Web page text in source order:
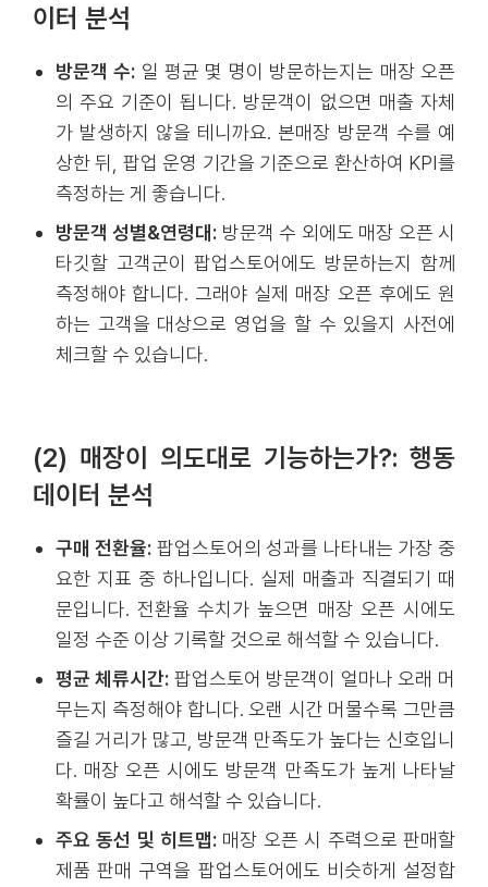
이터 분석
방문객 수: 일 평균 몇 명이 방문하는지는 매장 오픈
의 주요 기준이 됩니다. 방문객이 없으면 매출 자체
가 발생하지 않을 테니까요. 본매장 방문객 수를 예
상한 뒤, 팝업 운영 기간을 기준으로 환산하여 KPI를
측정하는 게 좋습니다.
방문객 성별&연령대: 방문객 수 외에도 매장 오픈 시
타깃할 고객군이 팝업스토어에도 방문하는지 함께
측정해야 합니다. 그래야 실제 매장 오픈 후에도 원
하는 고객을 대상으로 영업을 할 수 있을지 사전에
체크할 수 있습니다.
(2) 매장이 의도대로 기능하는가?: 행동
데이터 분석
구매 전환율: 팝업스토어의 성과를 나타내는 가장 중
요한 지표 중 하나입니다. 실제 매출과 직결되기 때
문입니다. 전환율 수치가 높으면 매장 오픈 시에도
일정 수준 이상 기록할 것으로 해석할 수 있습니다.
평균 체류시간: 팝업스토어 방문객이 얼마나 오래 머
무는지 측정해야 합니다. 오랜 시간 머물수록 그만큼
즐길 거리가 많고, 방문객 만족도가 높다는 신호입니
다. 매장 오픈 시에도 방문객 만족도가 높게 나타날
확률이 높다고 해석할 수 있습니다.
주요 동선 및 히트맵: 매장 오픈 시 주력으로 판매할
제품 판매 구역을 팝업스토어에도 비슷하게 설정합